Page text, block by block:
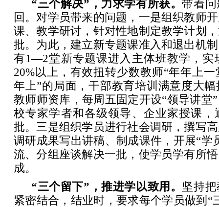
“三个解决”，力求学有所获。带着
回。对学员带来的问题，一是组织教师
课、教学研讨，针对性地制定教学计划
批。为此，建立新专题课准入和退出机
有1—2堂新专题课进入主体班教学，实
20%以上，有效扭转少数教师“年年上
年上”的局面，干部教育培训满意度大
教师师资库，每周五固定开设“领导讲堂
校专家学者和各级领导、企业家授课，
批。三是组织学员进行社会调研，撰写
调研成果写出讲稿、制成课件，开展“学
流、分组座谈解决一批，使学员学有所
成。
“三个留下”，推进学以致用。 坚持
紧密结合，结业时，要求每个学员做到“